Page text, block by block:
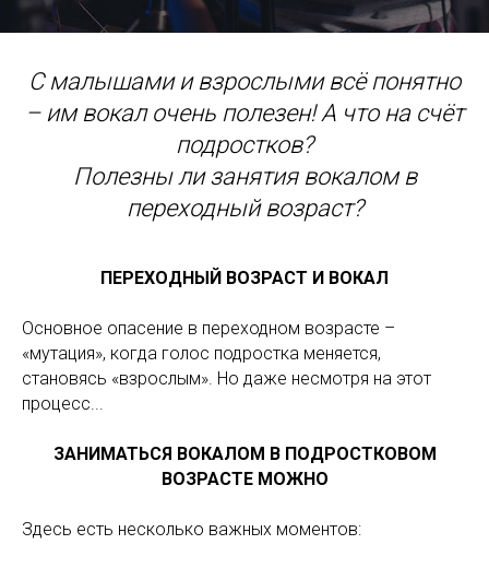
С малышами и взрослыми всё понятно
– им вокал очень полезен! А что на счёт
подростков?
Полезны ли занятия вокалом в
переходный возраст?
ПЕРЕХОДНЫЙ ВОЗРАСТ И ВОКАЛ
Основное опасение в переходном возрасте –
«мутация», когда голос подростка меняется,
становясь «взрослым». Но даже несмотря на этот
процесс...
ЗАНИМАТЬСЯ ВОКАЛОМ В ПОДРОСТКОВОМ
ВОЗРАСТЕ МОЖНО
Здесь есть несколько важных моментов: